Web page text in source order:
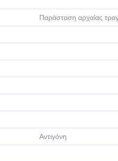
Παράσταση αρχαίας
Αντιγόνη